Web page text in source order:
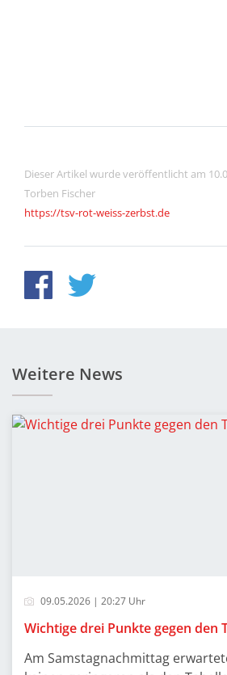
Dieser Artikel wurde veröffentlicht am
Torben Fischer
https://tsv-rot-weiss-zerbst.de
Weitere News
09.05.2026 | 20:27 Uhr
Wichtige drei Punkte gegen den
Am Samstagnachmittag